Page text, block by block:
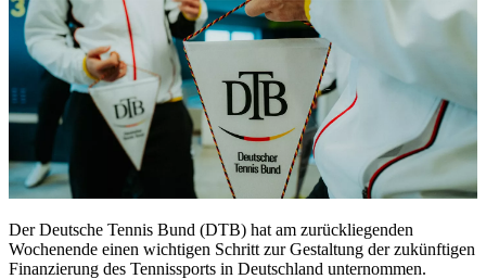
Der Deutsche Tennis Bund (DTB) hat am zurückliegenden
Wochenende einen wichtigen Schritt zur Gestaltung der zukünftigen
Finanzierung des Tennissports in Deutschland unternommen.